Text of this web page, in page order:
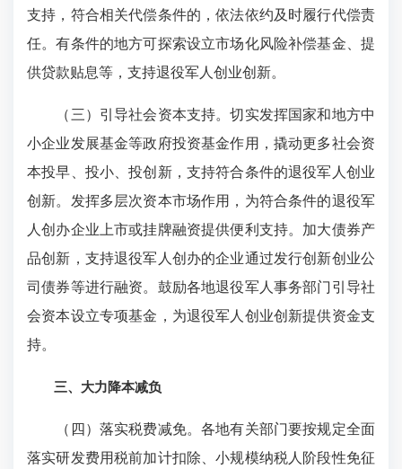
支持，符合相关代偿条件的，依法依约及时履行代偿责
任。有条件的地方可探索设立市场化风险补偿基金、提
供贷款贴息等，支持退役军人创业创新。
（三）引导社会资本支持。切实发挥国家和地方中
小企业发展基金等政府投资基金作用，撬动更多社会资
本投早、投小、投创新，支持符合条件的退役军人创业
创新。发挥多层次资本市场作用，为符合条件的退役军
人创办企业上市或挂牌融资提供便利支持。加大债券产
品创新，支持退役军人创办的企业通过发行创新创业公
司债券等进行融资。鼓励各地退役军人事务部门引导社
会资本设立专项基金，为退役军人创业创新提供资金支
持。
三、大力降本减负
（四）落实税费减免。各地有关部门要按规定全面
落实研发费用税前加计扣除、小规模纳税人阶段性免征